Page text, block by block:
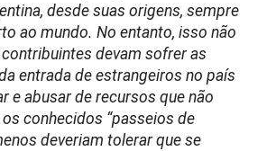
desde suas origens, sempre
ao mundo. No entanto, isso não
devam sofrer as
entrada de estrangeiros no país
e abusar de recursos que não
conhecidos “passeios de
deveriam tolerar que se